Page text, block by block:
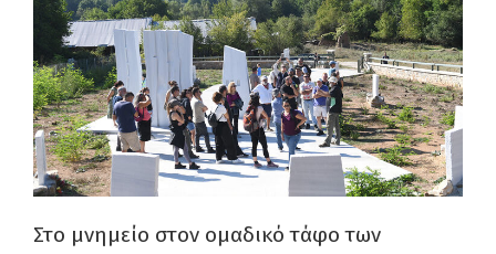
Στο μνημείο στον ομαδικό τάφο των